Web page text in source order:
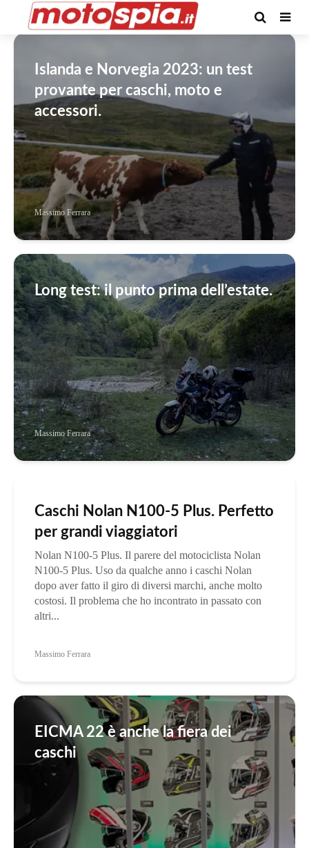
Categoria -Caschi
Islanda e Norvegia 2023: un test
provante per caschi, moto e
accessori.
Massimo Ferrara
Long test: il punto prima dell’estate.
Massimo Ferrara
Caschi Nolan N100-5 Plus. Perfetto
per grandi viaggiatori
Nolan N100-5 Plus. Il parere del motociclista Nolan
N100-5 Plus. Uso da qualche anno i caschi Nolan
dopo aver fatto il giro di diversi marchi, anche molto
costosi. Il problema che ho incontrato in passato con
altri...
Massimo Ferrara
EICMA 22 è anche la fiera dei
caschi